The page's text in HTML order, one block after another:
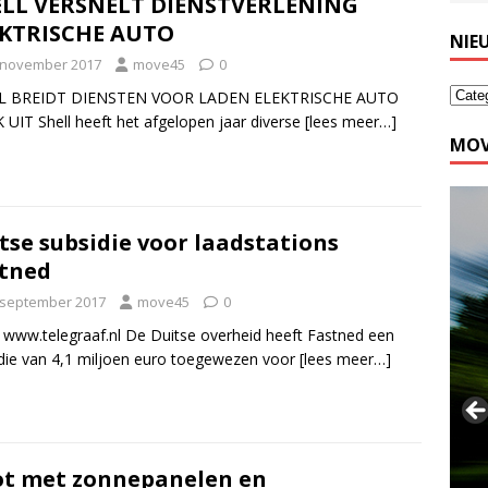
AUTO
2017 move45 0
BREIDT DIENSTEN VOOR LADEN ELEKTRISCHE AUTO
UIT Shell heeft het afgelopen jaar diverse [lees meer…]
subsidie voor laadstations
2017 move45 0
De Duitse overheid heeft Fastned een
van 4,1 miljoen euro toegewezen voor[lees meer…]
met zonnepanelen en